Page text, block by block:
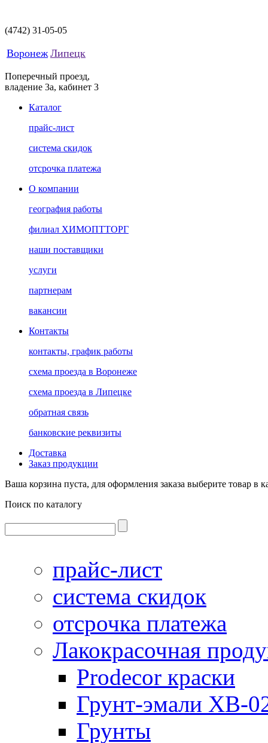
(4742) 31-05-05
Воронеж Липецк
Поперечный проезд,
владение 3а, кабинет 3
Каталог
прайс-лист
система скидок
отсрочка платежа
О компании
география работы
филиал ХИМОПТТОРГ
наши поставщики
услуги
партнерам
вакансии
Контакты
контакты, график работы
схема проезда в Воронеже
схема проезда в Липецке
обратная связь
банковские реквизиты
Доставка
Заказ продукции
Ваша корзина пуста, для оформления заказа выберите товар в
Поиск по каталогу
прайс-лист
система скидок
отсрочка платежа
Лакокрасочная
Prodecor краски
Грунт-эмали ХВ-
Грунты